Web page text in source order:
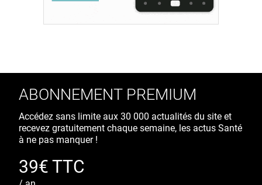
ABONNEMENT PREMIUM
Accédez sans limite aux 30 000 actualités du site et
recevez gratuitement chaque semaine, les actus Santé
à ne pas manquer !
39€ TTC